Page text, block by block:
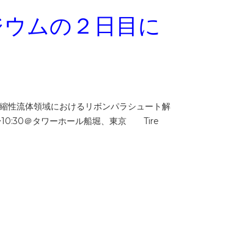
ムの２日目に
流体領域におけるリボンパラシュート解
10:30＠タワーホール船堀、東京 Tire